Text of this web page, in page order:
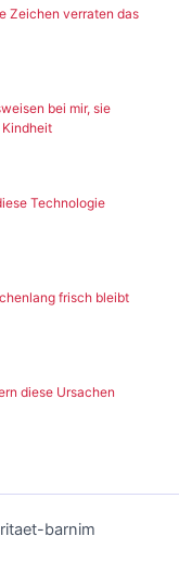
Zeichen verraten das
bei mir, sie
Technologie
frisch bleibt
diese Ursachen
barnim